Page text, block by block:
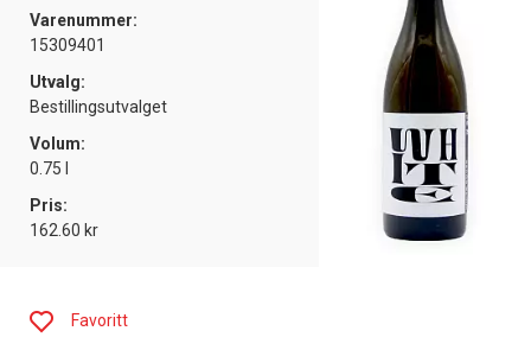
Varenummer:
15309401
Utvalg:
Bestillingsutvalget
Volum:
0.75 l
Pris:
162.60 kr
Favoritt